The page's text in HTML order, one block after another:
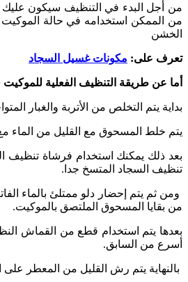
من أجل البدء في التنظيف سيكون عليك
من الممكن استخدامه في حالة الموكيت
الخشن
تعرف على: مكونات غسيل السجاد
أما عن طريقة التنظيف الفعلية
بداية يتم التخلص من الأتربة والغبار
يتم خلط المسحوق مع القليل من الماء
بعد ذلك يمكنك استخدام فرشاة تنظيف
تنظيف السجاد المتسخ جدا.
ومن ثم يتم إحضار دلو ممتلئ بالماء
من بقايا المسحوق الملتصق بالموكيت.
بعدها يتم استخدام قطع من القماش
أسرع من السابق.
بالنهاية يتم رش القليل من المعطر